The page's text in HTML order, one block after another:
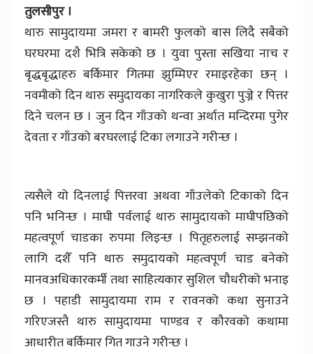
तुलसीपुर ।
थारु सामुदायमा जमरा र बामरी फुलको बास लिदै सबैको
घरघरमा दशै भित्रि सकेको छ । युवा पुस्ता सखिया नाच र
बृद्धबृद्धाहरु बर्किमार गितमा झुम्मिएर रमाइरहेका छन् ।
नवमीको दिन थारु समुदायका नागरिकले कुखुरा पुज्ने र पित्तर
दिने चलन छ । जुन दिन गाँउको थन्वा अर्थात मन्दिरमा पुगेर
देवता र गाँउको बरघरलाई टिका लगाउने गरीन्छ ।
त्यसैले यो दिनलाई पित्तरवा अथवा गाँउलेको टिकाको दिन
पनि भनिन्छ । माघी पर्वलाई थारु सामुदायको माघीपछिको
महत्वपूर्ण चाडका रुपमा लिइन्छ । पितृहरुलाई सम्झनको
लागि दशैँ पनि थारु समुदायको महत्वपूर्ण चाड बनेको
मानवअधिकारकर्मी तथा साहित्यकार सुशिल चौधरीको भनाइ
छ । पहाडी सामुदायमा राम र रावनको कथा सुनाउने
गरिएजस्तै थारु सामुदायमा पाण्डव र कौरवको कथामा
आधारीत बर्किमार गित गाउने गरीन्छ ।